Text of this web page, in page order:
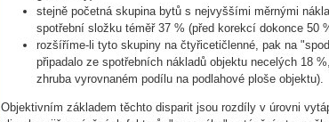
stejně početná skupina bytů s nejvyššími měrnými
spotřební složku téměř 37 % (před korekcí dokonce 50
rozšíříme-li tyto skupiny na čtyřicetičlenné, pak na
připadalo ze spotřebních nákladů objektu necelých 18
zhruba vyrovnaném podílu na podlahové ploše objektu).
Objektivním základem těchto disparit jsou rozdíly v úrovni